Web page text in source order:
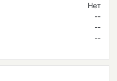
Нет
--
--
--